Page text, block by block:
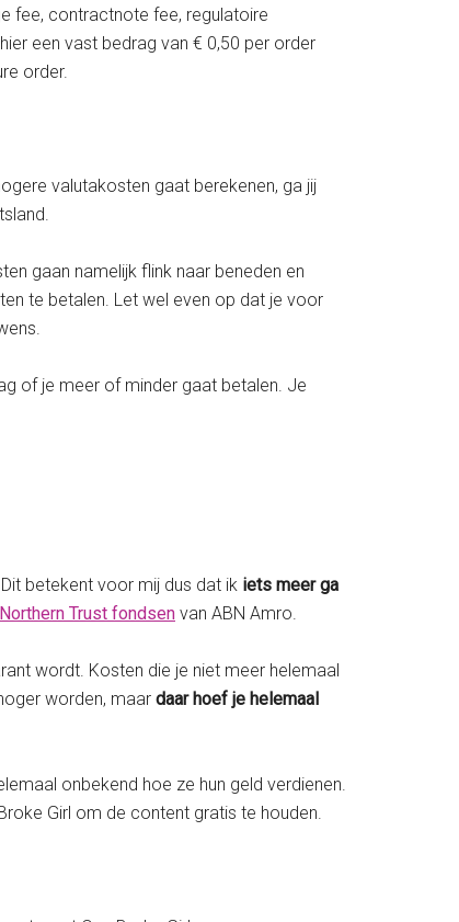
fee, contractnote fee, regulatoire
een vast bedrag van € 0,50 per order
order.
valutakosten gaat berekenen, ga jij
gaan namelijk flink naar beneden en
te betalen. Let wel even op dat je voor
of je meer of minder gaat betalen. Je
betekent voor mij dus dat ik iets meer ga
Northern Trust fondsen van ABN Amro.
wordt. Kosten die je niet meer helemaal
worden, maar daar hoef je helemaal
onbekend hoe ze hun geld verdienen.
Girl om de content gratis te houden.